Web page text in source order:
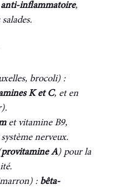
anti-inflammatoire,
brocoli) :
K et C, et en
et vitamine B9,
nerveux.
provitamine A) pour la
: bêta-